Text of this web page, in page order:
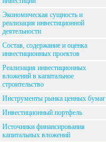
Экономическая сущность и
реализация инвестиционной
деятельности
Состав, содержание и оценка
инвестиционных проектов
Реализация инвестиционных
вложений в капитальное
строительство
Инструменты рынка ценных бумаг
Инвестиционный портфель
Источники финансирования
капитальных вложений